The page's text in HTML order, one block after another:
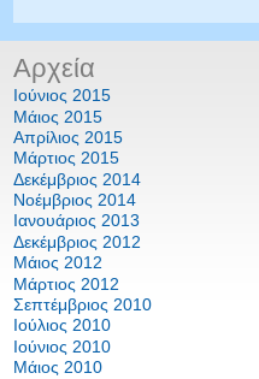
Αρχεία
Ιούνιος 2015
Μάιος 2015
Απρίλιος 2015
Μάρτιος 2015
Δεκέμβριος 2014
Νοέμβριος 2014
Ιανουάριος 2013
Δεκέμβριος 2012
Μάιος 2012
Μάρτιος 2012
Σεπτέμβριος 2010
Ιούλιος 2010
Ιούνιος 2010
Μάιος 2010